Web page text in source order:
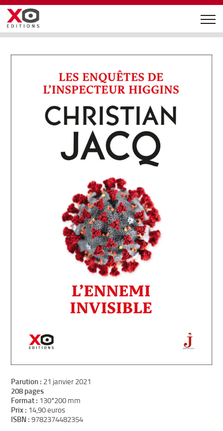
Parution : 21 janvier 2021
208 pages
Format : 130*200 mm
Prix : 14,90 euros
ISBN : 9782374482354